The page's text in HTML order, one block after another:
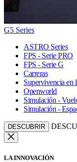
G5 Series
ASTRO Series
FPS - Serie PRO
FPS - Serie G
Carreras
Supervivencia en
Openworld
Simulación -
Simulación -
DESCUBRIR
LA INNOVACIÓN